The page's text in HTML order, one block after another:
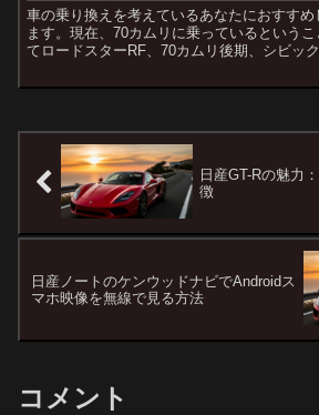
車の乗り換えを考えているあなたにおすすめ
ます。現在、70カムリに乗っているという
てロードスターRF、70カムリ後期、シビッ
日産GT-Rの魅力
徴
日産ノートのケンウッドナビでAndroidス
マホ映像を無線で見る方法
コメント